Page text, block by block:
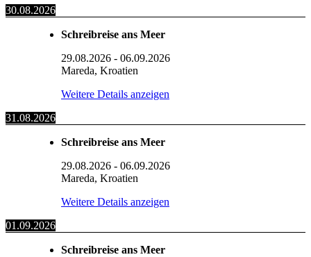
30.08.2026
Schreibreise ans Meer
29.08.2026 - 06.09.2026
Mareda, Kroatien
Weitere Details anzeigen
31.08.2026
Schreibreise ans Meer
29.08.2026 - 06.09.2026
Mareda, Kroatien
Weitere Details anzeigen
01.09.2026
Schreibreise ans Meer